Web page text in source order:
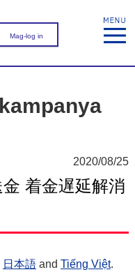
Mag-log in
2020/08/25
着金遅延解消
日本語and Tiếng Việt.